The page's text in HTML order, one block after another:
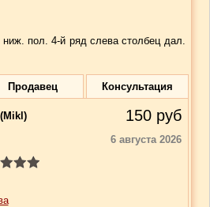
пол. 4-й ряд слева столбец дал.
Продавец Консультация
(Mikl) 150 руб
6 августа 2026